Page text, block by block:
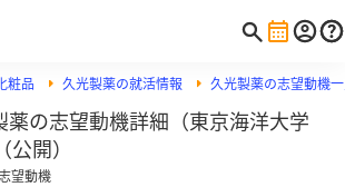
粧品 久光製薬の就活情報 久光製薬の志望動機
薬の志望動機詳細（東京海洋大学
開）
望動機